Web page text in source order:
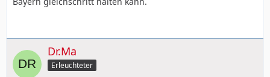
Dr.Ma
Erleuchteter